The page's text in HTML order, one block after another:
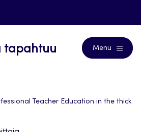
tapahtuu Menu
Teacher Education in the thick